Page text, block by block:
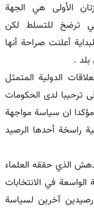
الأولى هي الجهة
ترضخ للتسلط لكن
أعلنت صراحة أنها
.
الدولية المتمثل
ترحيبا لدى الحكومات
ان سياسة مواجهة
راسخة أحدها الرصيد
الذي حققه العلماء
الواسعة في الانتخابات
رصيدين آخرين لسياسة